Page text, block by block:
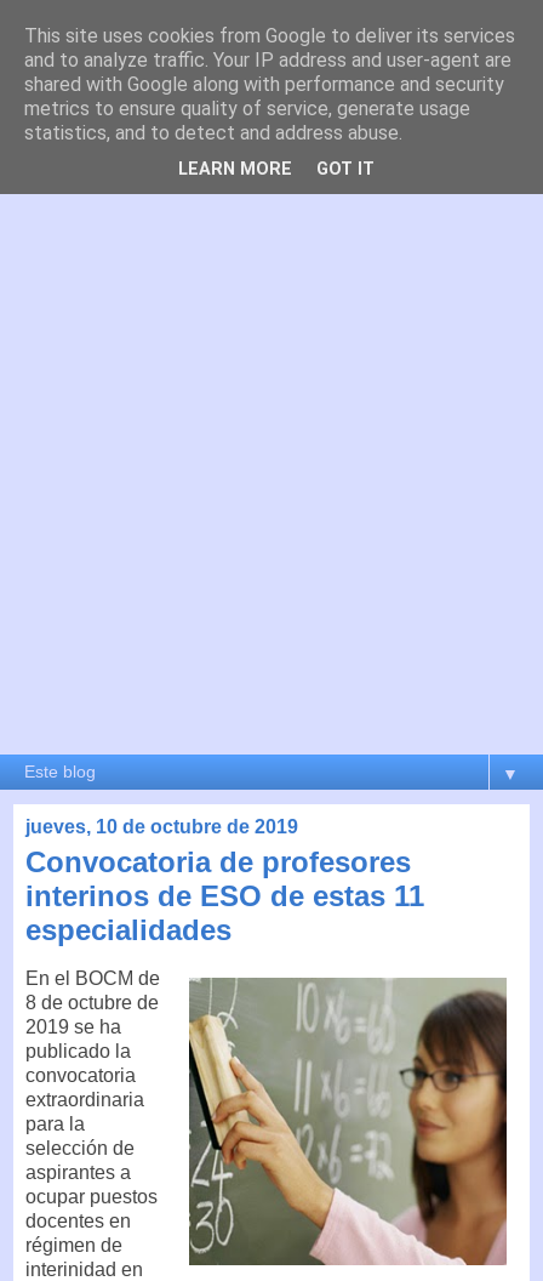
es por madrid
El blog de Madrid y su actualidad, proyectos, transporte,
movilidad, arquitectura, participación, medio ambiente,
educación, empleo, ...
▼
jueves, 10 de octubre de 2019
Convocatoria de profesores
interinos de ESO de estas 11
especialidades
En el BOCM de
8 de octubre de
2019 se ha
publicado la
convocatoria
extraordinaria
para la
selección de
aspirantes a
ocupar puestos
docentes en
régimen de
interinidad en
This site uses cookies from Google to deliver its services
and to analyze traffic. Your IP address and user-agent are
shared with Google along with performance and security
metrics to ensure quality of service, generate usage
statistics, and to detect and address abuse.
LEARN MORE GOT IT